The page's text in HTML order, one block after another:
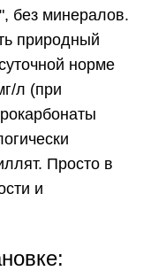
без минералов.
природный
норме
л (при
Просто в
и